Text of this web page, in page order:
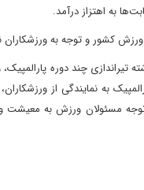
کشور و توجه به ورزشکاران
چند دوره
به نمایندگی از
توجه مسئولان ورزش به معیشت